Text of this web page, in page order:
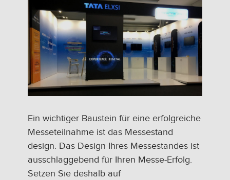
Ein wichtiger Baustein für eine erfolgreiche
Messeteilnahme ist das Messestand
design. Das Design Ihres Messestandes ist
ausschlaggebend für Ihren Messe-Erfolg.
Setzen Sie deshalb auf